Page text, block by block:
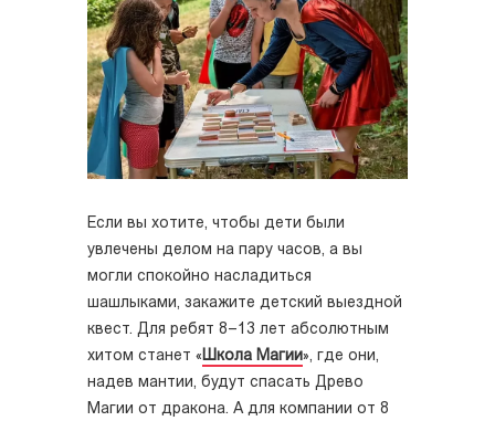
Если вы хотите, чтобы дети были
увлечены делом на пару часов, а вы
могли спокойно насладиться
шашлыками, закажите детский выездной
квест. Для ребят 8–13 лет абсолютным
хитом станет «Школа Магии», где они,
надев мантии, будут спасать Древо
Магии от дракона. А для компании от 8